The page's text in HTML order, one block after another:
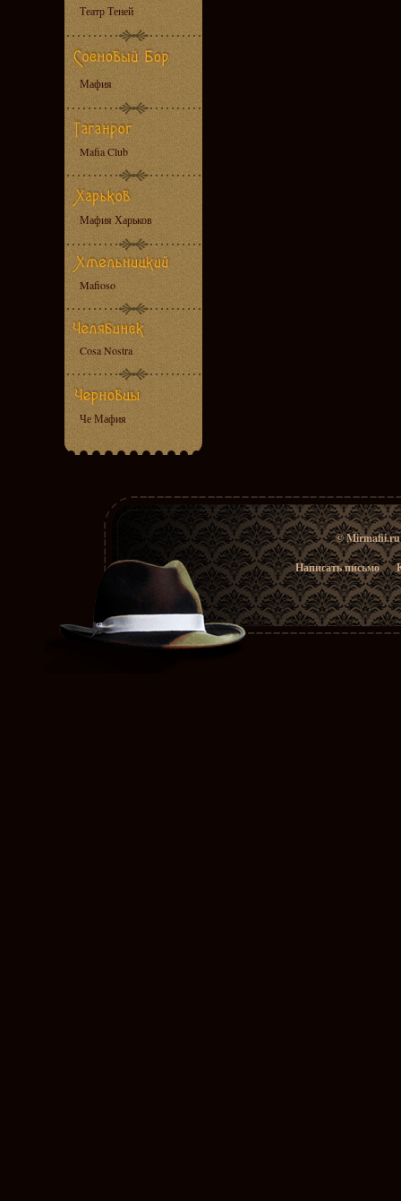
Театр Теней
Мафия
Mafia Club
Мафия Харьков
Mafioso
Cosa Nostra
Че Мафия
© Mirmafii.ru
Написать письмо